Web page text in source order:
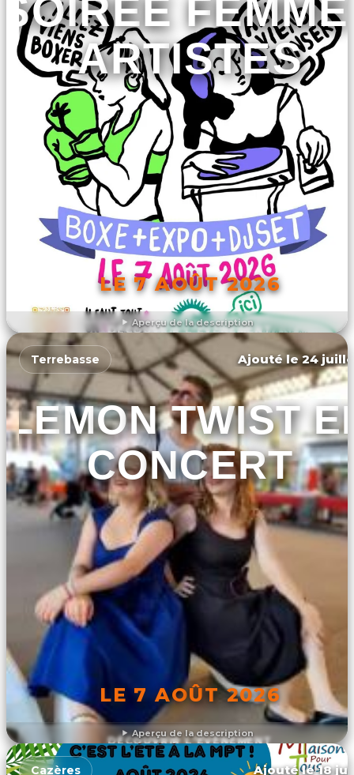
Aperçu de la description
SOIRÉE
ARTISTES
LE 7 AOÛT 2026
DÉCOUVRIR L'ÉVÉNEMENT
Aperçu de la description
Terrebasse Ajouté le 24
LEMON TWIST
CONCERT
LE 7 AOÛT 2026
DÉCOUVRIR L'ÉVÉNEMENT
Cazères Ajouté le 18